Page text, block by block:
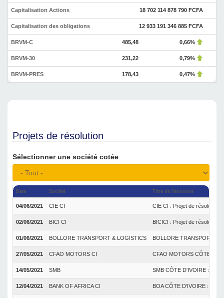
Capitalisation Actions 18 702 114 878 790 FCFA
Capitalisation des obligations 12 933 191 346 885 FCFA
BRVM-C 485,48 0,66%
BRVM-30 231,22 0,79%
BRVM-PRES 178,43 0,47%
Projets de résolution
Sélectionner une société cotée
Date Société Titre de l'annonce
04/06/2021 CIE CI CIE CI : Projet de
02/06/2021 BICI CI BICICI : Projet de
01/06/2021 BOLLORE TRANSPORT & LOGISTICS BOLLORE TRANSPORT &
27/05/2021 CFAO MOTORS CI CFAO MOTORS CÔTE
14/05/2021 SMB SMB CÔTE D'IVOIRE :
12/04/2021 BANK OF AFRICA CI BOA CÔTE D'IVOIRE :